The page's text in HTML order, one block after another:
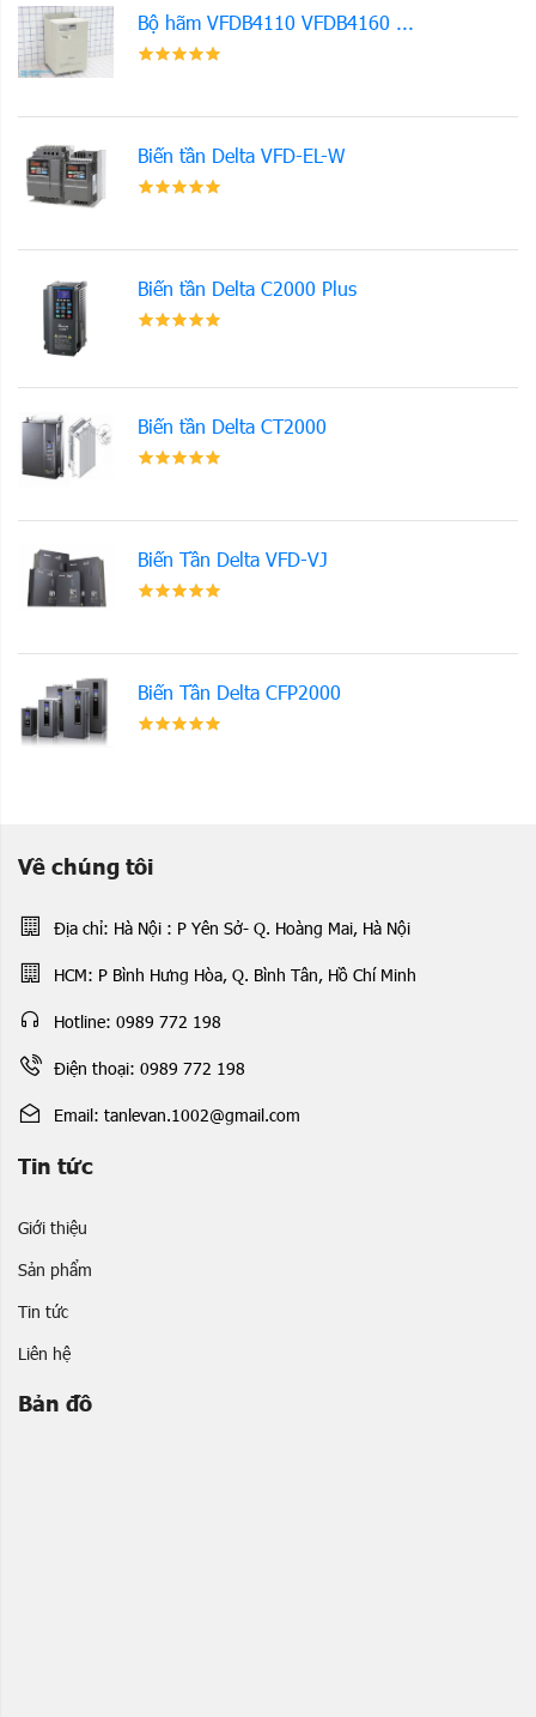
Bộ hãm VFDB4110 VFDB4160 ...
Biến tần Delta VFD-EL-W
Biến tần Delta C2000 Plus
Biến tần Delta CT2000
Biến Tần Delta VFD-VJ
Biến Tần Delta CFP2000
Về chúng tôi
Địa chỉ: Hà Nội : P Yên Sở- Q. Hoàng Mai, Hà Nội
HCM: P Bình Hưng Hòa, Q. Bình Tân, Hồ Chí Minh
Hotline: 0989 772 198
Điện thoại: 0989 772 198
Email: tanlevan.1002@gmail.com
Tin tức
Giới thiệu
Sản phẩm
Tin tức
Liên hệ
Bản đồ